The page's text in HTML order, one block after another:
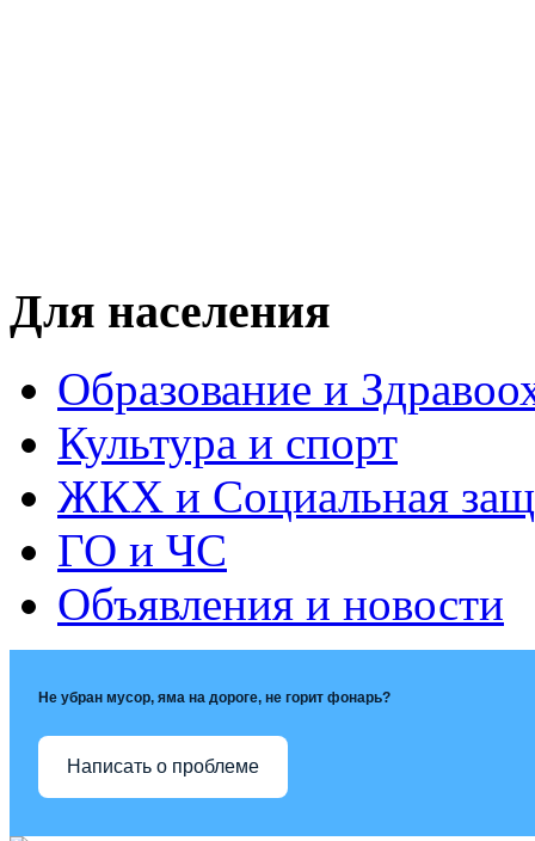
Для населения
Образование и
Культура и спорт
ЖКХ и Социальная
ГО и ЧС
Объявления и новости
Не убран мусор, яма на дороге, не горит фонарь?
Написать о проблеме